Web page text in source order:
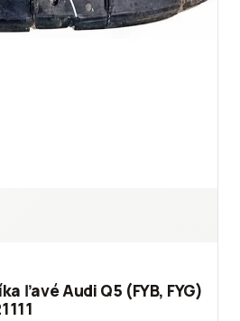
ľavé Audi Q5 (FYB, FYG)